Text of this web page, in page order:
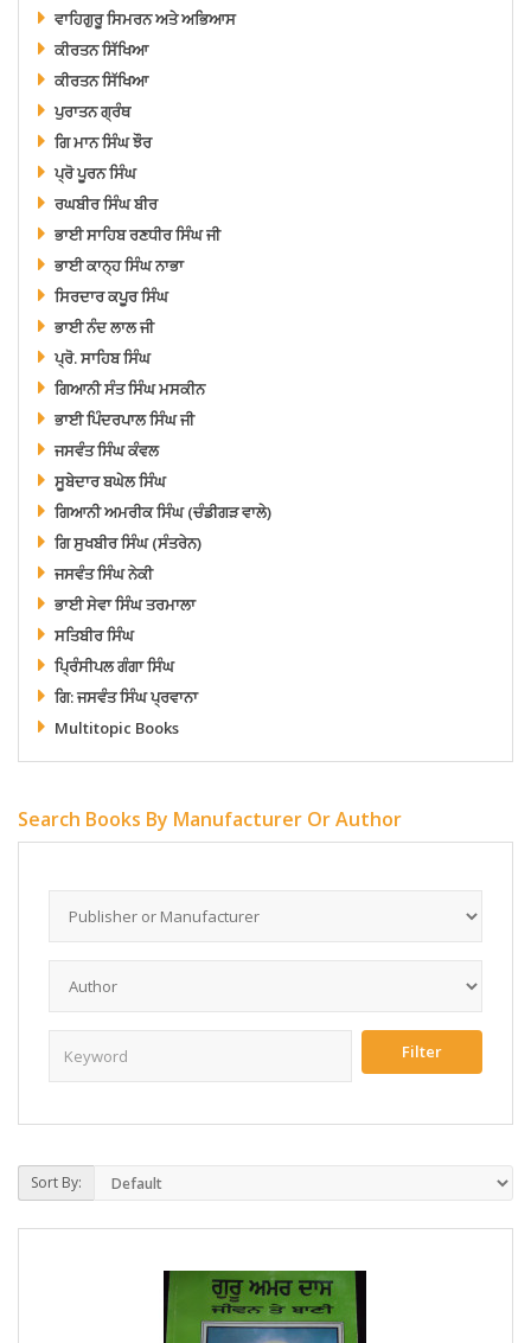
ਵਾਹਿਗੁਰੂ ਸਿਮਰਨ ਅਤੇ ਅਭਿਆਸ
ਕੀਰਤਨ ਸਿੱਖਿਆ
ਕੀਰਤਨ ਸਿੱਖਿਆ
ਪੁਰਾਤਨ ਗ੍ਰੰਥ
ਗਿ ਮਾਨ ਸਿੰਘ ਝੌਰ
ਪ੍ਰੋ ਪੂਰਨ ਸਿੰਘ
ਰਘਬੀਰ ਸਿੰਘ ਬੀਰ
ਭਾਈ ਸਾਹਿਬ ਰਣਧੀਰ ਸਿੰਘ ਜੀ
ਭਾਈ ਕਾਨ੍ਹ ਸਿੰਘ ਨਾਭਾ
ਸਿਰਦਾਰ ਕਪੂਰ ਸਿੰਘ
ਭਾਈ ਨੰਦ ਲਾਲ ਜੀ
ਪ੍ਰੋ. ਸਾਹਿਬ ਸਿੰਘ
ਗਿਆਨੀ ਸੰਤ ਸਿੰਘ ਮਸਕੀਨ
ਭਾਈ ਪਿੰਦਰਪਾਲ ਸਿੰਘ ਜੀ
ਜਸਵੰਤ ਸਿੰਘ ਕੰਵਲ
ਸੂਬੇਦਾਰ ਬਘੇਲ ਸਿੰਘ
ਗਿਆਨੀ ਅਮਰੀਕ ਸਿੰਘ (ਚੰਡੀਗੜ ਵਾਲੇ)
ਗਿ ਸੁਖਬੀਰ ਸਿੰਘ (ਸੰਤਰੇਨ)
ਜਸਵੰਤ ਸਿੰਘ ਨੇਕੀ
ਭਾਈ ਸੇਵਾ ਸਿੰਘ ਤਰਮਾਲਾ
ਸਤਿਬੀਰ ਸਿੰਘ
ਪ੍ਰਿੰਸੀਪਲ ਗੰਗਾ ਸਿੰਘ
ਗਿ: ਜਸਵੰਤ ਸਿੰਘ ਪ੍ਰਵਾਨਾ
Multitopic Books
Search Books By Manufacturer Or Author
Sort By: